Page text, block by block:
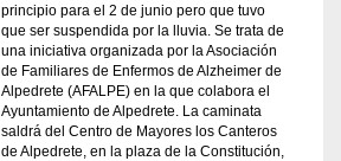
principio para el 2 de junio pero que tuvo
que ser suspendida por la lluvia. Se trata de
una iniciativa organizada por la Asociación
de Familiares de Enfermos de Alzheimer de
Alpedrete (AFALPE) en la que colabora el
Ayuntamiento de Alpedrete. La caminata
saldrá del Centro de Mayores los Canteros
de Alpedrete, en la plaza de la Constitución,